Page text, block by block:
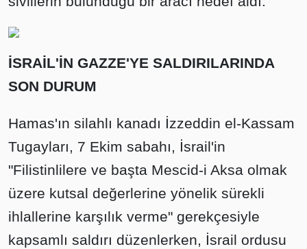
İSRAİL'İN GAZZE'YE SALDIRILARINDA
SON DURUM
Hamas'ın silahlı kanadı İzzeddin el-Kassam
Tugayları, 7 Ekim sabahı, İsrail'in
"Filistinlilere ve başta Mescid-i Aksa olmak
üzere kutsal değerlerine yönelik sürekli
ihlallerine karşılık verme" gerekçesiyle
kapsamlı saldırı düzenlerken, İsrail ordusu